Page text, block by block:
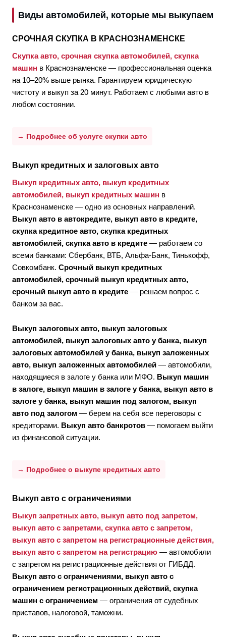
Виды автомобилей, которые мы выкупаем
СРОЧНАЯ СКУПКА В КРАСНОЗНАМЕНСКЕ
Скупка авто, срочная скупка автомобилей, скупка
машин в Краснознаменске — профессиональная оценка
на 10–20% выше рынка. Гарантируем юридическую
чистоту и выкуп за 20 минут. Работаем с любыми авто в
любом состоянии.
→ Подробнее об услуге скупки авто
Выкуп кредитных и залоговых авто
Выкуп кредитных авто, выкуп кредитных
автомобилей, выкуп кредитных машин в
Краснознаменске — одно из основных направлений.
Выкуп авто в автокредите, выкуп авто в кредите,
скупка кредитное авто, скупка кредитных
автомобилей, скупка авто в кредите — работаем со
всеми банками: Сбербанк, ВТБ, Альфа-Банк, Тинькофф,
Совкомбанк. Срочный выкуп кредитных
автомобилей, срочный выкуп кредитных авто,
срочный выкуп авто в кредите — решаем вопрос с
банком за вас.
Выкуп залоговых авто, выкуп залоговых
автомобилей, выкуп залоговых авто у банка, выкуп
залоговых автомобилей у банка, выкуп заложенных
авто, выкуп заложенных автомобилей — автомобили,
находящиеся в залоге у банка или МФО. Выкуп машин
в залоге, выкуп машин в залоге у банка, выкуп авто в
залоге у банка, выкуп машин под залогом, выкуп
авто под залогом — берем на себя все переговоры с
кредиторами. Выкуп авто банкротов — помогаем выйти
из финансовой ситуации.
→ Подробнее о выкупе кредитных авто
Выкуп авто с ограничениями
Выкуп запретных авто, выкуп авто под запретом,
выкуп авто с запретами, скупка авто с запретом,
выкуп авто с запретом на регистрационные действия,
выкуп авто с запретом на регистрацию — автомобили
с запретом на регистрационные действия от ГИБДД.
Выкуп авто с ограничениями, выкуп авто с
ограничением регистрационных действий, скупка
машин с ограничением — ограничения от судебных
приставов, налоговой, таможни.